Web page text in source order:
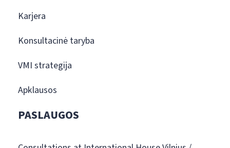
Karjera
Konsultacinė taryba
VMI strategija
Apklausos
PASLAUGOS